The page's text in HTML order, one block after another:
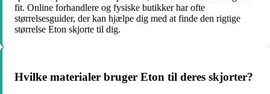
fit. Online forhandlere og fysiske butikker har ofte
størrelsesguider, der kan hjælpe dig med at finde den rigtige
størrelse Eton skjorte til dig.
Hvilke materialer bruger Eton til deres skjorter?